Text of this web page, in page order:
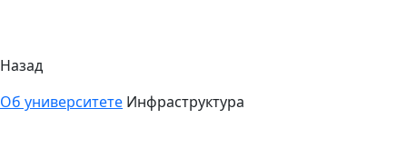
Назад
Об университете Инфраструктура